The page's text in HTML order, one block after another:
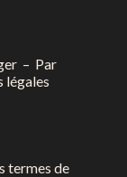
– Par
légales
termes de